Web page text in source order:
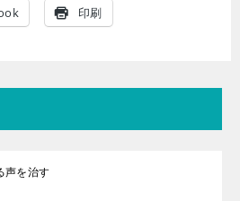
印刷
声を治す